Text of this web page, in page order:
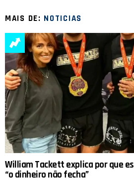
MAIS DE: NOTICIAS
William Tackett explica por que
“o dinheiro não fecha”